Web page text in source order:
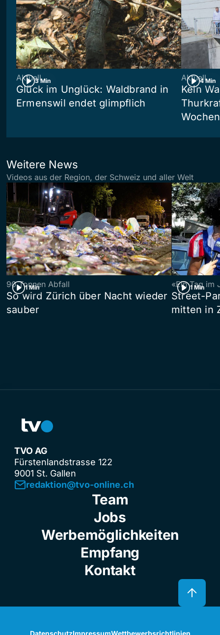
3 Min
Aktuell
Glück im Unglück: Waldbrand in
Ermenswil endet glimpflich
4 Min
Aktuell
Kein
Weitere News
Videos aus der Region, der Schweiz und aller Welt
1 Min
90 Tonnen Abfall
So wird Zürich über Nacht wieder
sauber
1 Min
«Ein Tag im
Street-
mitten in
TVO AG
Fürstenlandstrasse 122
9001 St. Gallen
redaktion@tvo-online.ch
Team
Jobs
Werbemöglichkeiten
Empfang
Kontakt